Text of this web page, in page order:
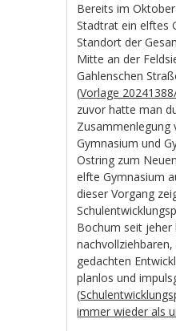
Bereits im
Stadtrat ein elftes
Standort der
Mitte an der
Gahlenschen
(Vorlage
zuvor hatte man
Zusammenlegung
Gymnasium und
Ostring zum
elfte Gymnasium
dieser Vorgang
Bochum seit jeher
gedachten
planlos und
(
immer wieder als